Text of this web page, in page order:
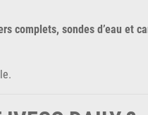
complets, sondes d’eau et